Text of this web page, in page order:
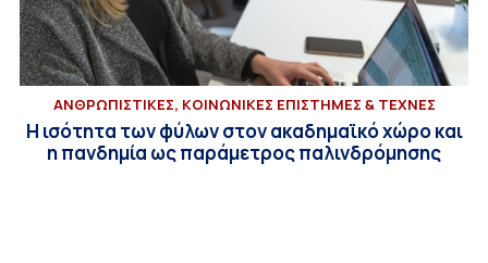
ΑΝΘΡΩΠΙΣΤΙΚΕΣ, ΚΟΙΝΩΝΙΚΕΣ ΕΠΙΣΤΗΜΕΣ & ΤΕΧΝΕΣ
Η ισότητα των φύλων στον ακαδημαϊκό χώρο και
η πανδημία ως παράμετρος παλινδρόμησης